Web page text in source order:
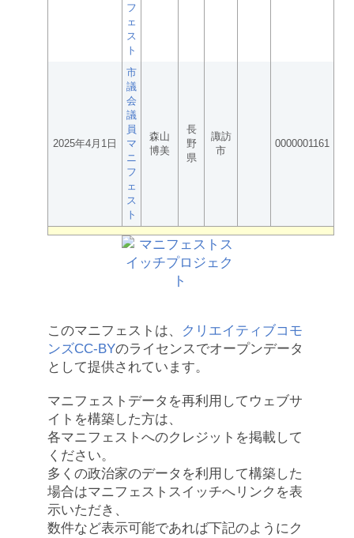
フ
ェ
ス
ト
2025年4月1日
市
議
会
議
員
マ
ニ
フ
ェ
ス
ト
森山
博美
長
野
県
諏訪
市
0000001161
このマニフェストは、
クリエイティブコモ
ンズCC-BYのライセンスでオープンデータ
として提供されています。
マニフェストデータを再利用してウェブサ
イトを構築した方は、
各マニフェストへのクレジットを掲載して
ください。
多くの政治家のデータを利用して構築した
場合はマニフェストスイッチへリンクを表
示いただき、
数件など表示可能であれば下記のようにク